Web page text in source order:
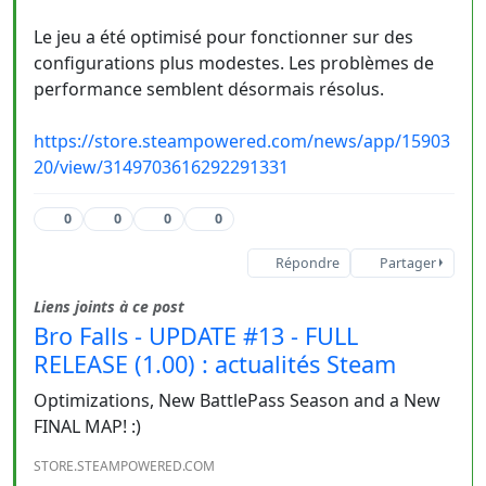
Le jeu a été optimisé pour fonctionner sur des
configurations plus modestes. Les problèmes de
performance semblent désormais résolus.
https://store.steampowered.com/news/app/15903
20/view/3149703616292291331
0 0 0 0
Répondre Partager
Liens joints à ce post
Bro Falls - UPDATE #13 - FULL
RELEASE (1.00) : actualités Steam
Optimizations, New BattlePass Season and a New
FINAL MAP! :)
STORE.STEAMPOWERED.COM